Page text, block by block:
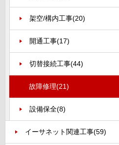
架空/構内工事(20)
開通工事(17)
切替接続工事(44)
故障修理(21)
設備保全(8)
イーサネット関連工事(59)